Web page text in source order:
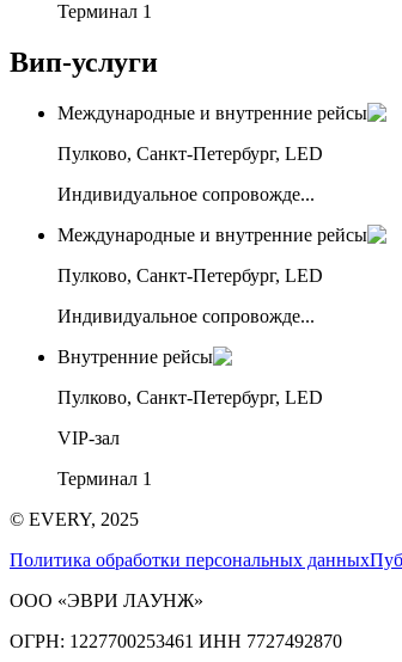
Терминал 1
Вип-услуги
Международные и внутренние рейсы
Пулково, Санкт-Петербург, LED
Индивидуальное сопровожде...
Международные и внутренние рейсы
Пулково, Санкт-Петербург, LED
Индивидуальное сопровожде...
Внутренние рейсы
Пулково, Санкт-Петербург, LED
VIP-зал
Терминал 1
© EVERY, 2025
Политика обработки персональных данных
ООО «ЭВРИ ЛАУНЖ»
ОГРН: 1227700253461 ИНН 7727492870